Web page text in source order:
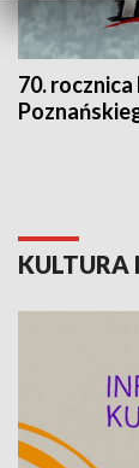
70.
KULTURA